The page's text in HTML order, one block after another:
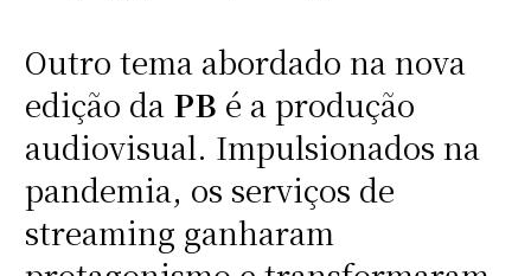
Outro tema abordado na nova
edição da PB é a produção
audiovisual. Impulsionados na
pandemia, os serviços de
streaming ganharam